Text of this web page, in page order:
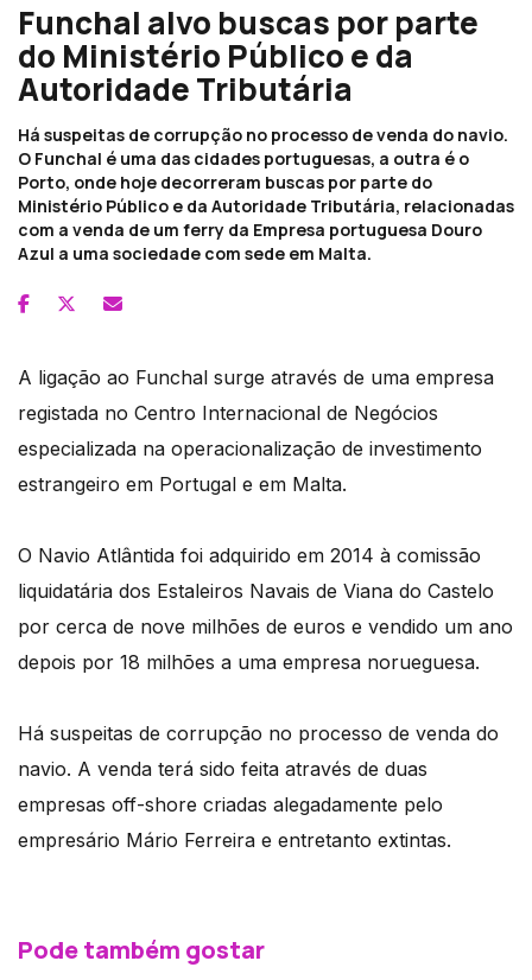
Funchal alvo buscas por parte
do Ministério Público e da
Autoridade Tributária
Há suspeitas de corrupção no processo de venda do navio.
O Funchal é uma das cidades portuguesas, a outra é o
Porto, onde hoje decorreram buscas por parte do
Ministério Público e da Autoridade Tributária, relacionadas
com a venda de um ferry da Empresa portuguesa Douro
Azul a uma sociedade com sede em Malta.
A ligação ao Funchal surge através de uma empresa
registada no Centro Internacional de Negócios
especializada na operacionalização de investimento
estrangeiro em Portugal e em Malta.
O Navio Atlântida foi adquirido em 2014 à comissão
liquidatária dos Estaleiros Navais de Viana do Castelo
por cerca de nove milhões de euros e vendido um ano
depois por 18 milhões a uma empresa norueguesa.
Há suspeitas de corrupção no processo de venda do
navio. A venda terá sido feita através de duas
empresas off-shore criadas alegadamente pelo
empresário Mário Ferreira e entretanto extintas.
Pode também gostar